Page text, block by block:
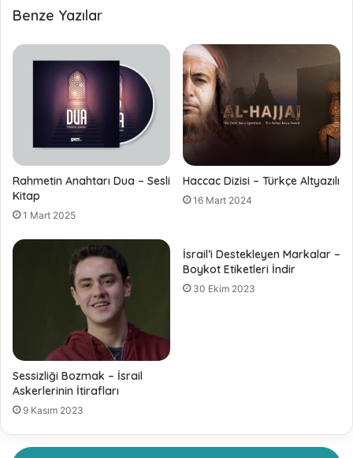
Benze Yazılar
Rahmetin Anahtarı Dua – Sesli
Kitap
1 Mart 2025
Haccac Dizisi – Türkçe Altyazılı
16 Mart 2024
Sessizliği Bozmak – İsrail
Askerlerinin İtirafları
9 Kasım 2023
İsrail’i Destekleyen Markalar –
Boykot Etiketleri İndir
30 Ekim 2023